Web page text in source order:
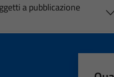
a pubblicazione